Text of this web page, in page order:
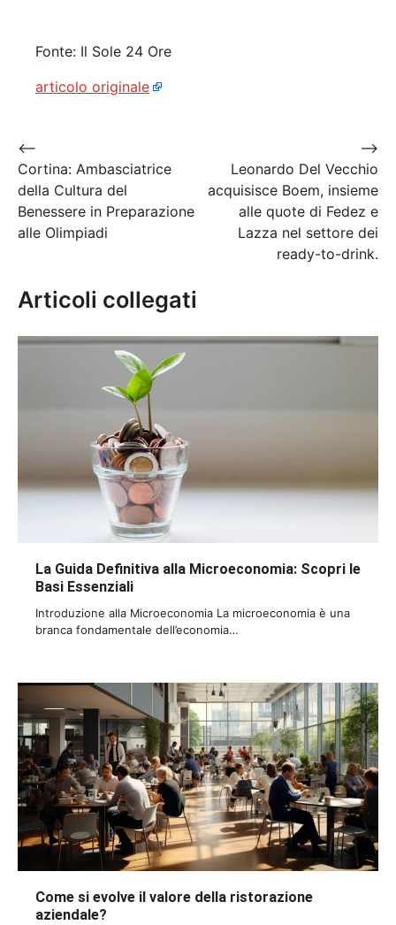
Fonte: Il Sole 24 Ore
articolo originale
Navigazione
articoli
⟵
Cortina: Ambasciatrice
della Cultura del
Benessere in Preparazione
alle Olimpiadi
Leonardo Del Vecchio
acquisisce Boem, insieme
alle quote di Fedez e
Lazza nel settore dei
ready-to-drink.
⟶
Articoli collegati
La Guida Definitiva alla Microeconomia: Scopri le
Basi Essenziali
Introduzione alla Microeconomia La microeconomia è una
branca fondamentale dell’economia…
Come si evolve il valore della ristorazione
aziendale?